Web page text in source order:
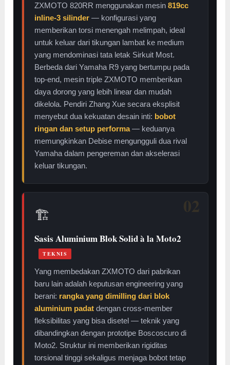
ZXMOTO 820RR menggunakan mesin819cc
inline-3 silinder — konfigurasi yang
memberikan torsi menengah melimpah, ideal
untuk keluar dari tikungan lambat ke medium
yang mendominasi tata letak Sirkuit Most.
Berbeda dari Yamaha R9 yang bertumpu pada
top-end, mesin triple ZXMOTO memberikan
daya dorong yang lebih linear dan mudah
dikelola. Pendiri Zhang Xue secara eksplisit
menyebut dua kekuatan desain inti: bobot
ringan dan setup performa— keduanya
memungkinkan Debise mengungguli dua rival
Yamaha dalam pengereman dan akselerasi
keluar tikungan.
02
🏗️
Sasis Aluminium Blok Solid à la Moto2
TEKNIS
Yang membedakan ZXMOTO dari pabrikan
baru lain adalah keputusan engineering yang
berani: rangka yang dimilling dari blok
aluminium padat dengan cross-member
fleksibilitas yang bisa disetel — teknik yang
dibandingkan dengan prototipe Boscoscuro di
Moto2. Struktur ini memberikan rigiditas
torsional tinggi sekaligus menjaga bobot tetap